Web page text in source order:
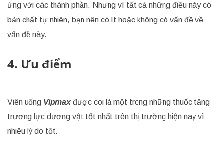
ứng với các thành phần. Nhưng vì tất cả những điều này có
bản chất tự nhiên, bạn nên có ít hoặc không có vấn đề về
vấn đề này.
4. Ưu điểm
Viên uống Vipmax được coi là một trong những thuốc tăng
trương lực dương vật tốt nhất trên thị trường hiện nay vì
nhiều lý do tốt.